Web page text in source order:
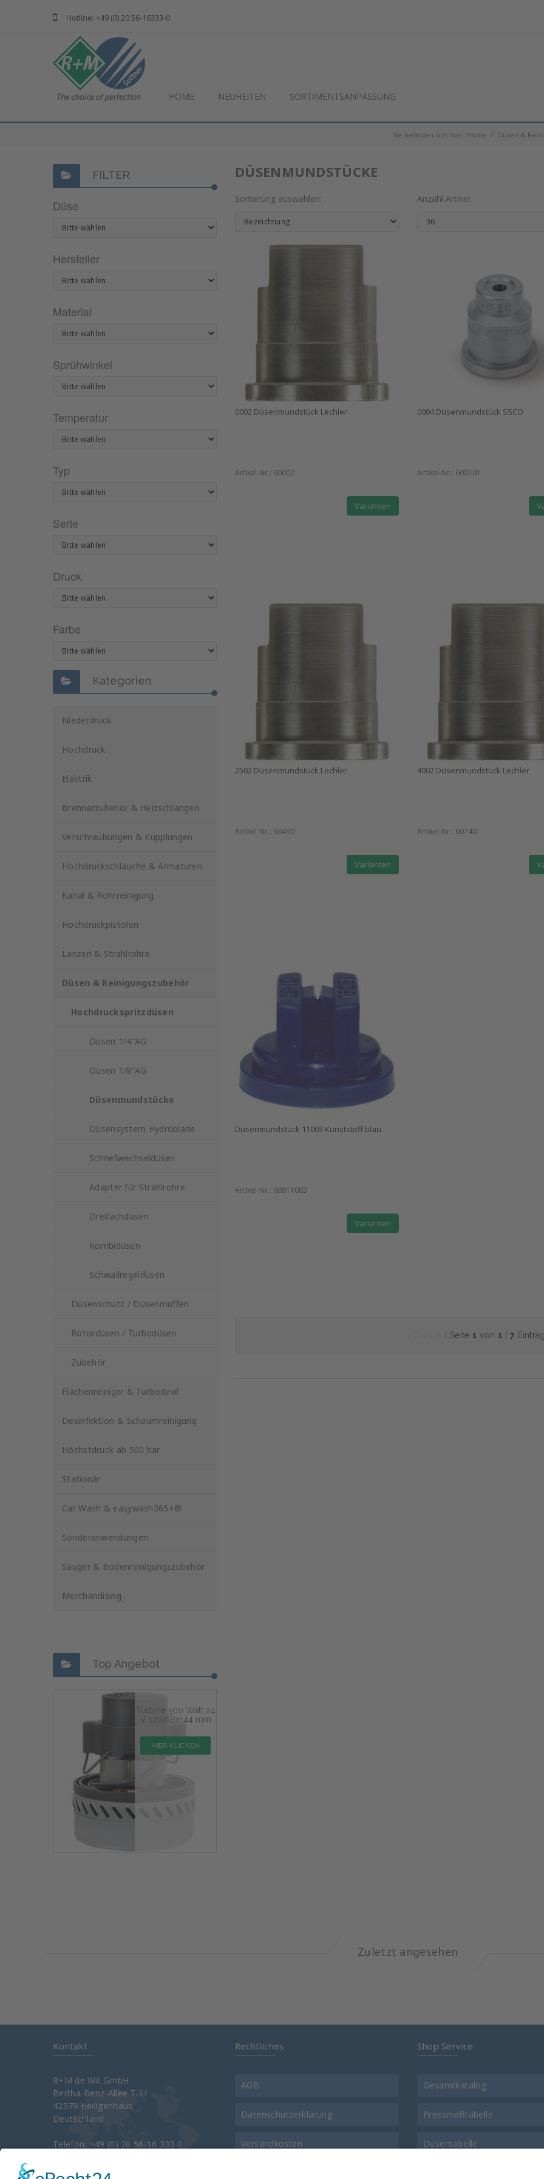
Hotline: +49 (0) 20 56-16333-0
HOME NEUHEITEN SORTIMENTSANPASSUNG
Sie befinden sich hier: Home ⁄ Düsen &
FILTER
Düse
Hersteller
Material
Sprühwinkel
Temperatur
Typ
Serie
Druck
Farbe
Kategorien
Niederdruck
Hochdruck
Elektrik
Brennerzubehör & Heizschlangen
Verschraubungen & Kupplungen
Hochdruckschläuche & Armaturen
Kanal & Rohrreinigung
Hochdruckpistolen
Lanzen & Strahlrohre
Düsen & Reinigungszubehör
Hochdruckspritzdüsen
Düsen 1/4"AG
Düsen 1/8"AG
Düsenmundstücke
Düsensystem Hydroblade
Schnellwechseldüsen
Adapter für Strahlrohre
Dreifachdüsen
Kombidüsen
Schwallregeldüsen
Düsenschutz / Düsenmuffen
Rotordüsen / Turbodüsen
Zubehör
Flächenreiniger & Turbodevil
Desinfektion & Schaumreinigung
Höchstdruck ab 500 bar
Stationär
Car Wash & easywash365+®
Sonderanwendungen
Sauger & Bodenreinigungszubehör
Merchandising
Top Angebot
Turbine 500 Watt 24
V 171x68x144 mm
HIER KLICKEN
DÜSENMUNDSTÜCKE
Sortierung auswählen: Anzahl Artikel:
0002 Düsenmundstück Lechler
Artikel-Nr.: 60002
Varianten
0004 Düsenmundstück SSCO
Artikel-Nr.: 600101
2502 Düsenmundstück Lechler
Artikel-Nr.: 60490
Varianten
4002 Düsenmundstück Lechler
Artikel-Nr.: 60740
Düsenmundstück 11003 Kunststoff blau
Artikel-Nr.: 60911003
Varianten
| Seite 1 von 1 7
Zuletzt angesehen
Kontakt
R+M de Wit GmbH
Bertha-Benz-Allee 7-11
42579 Heiligenhaus
Deutschland
Telefon: +49 (0) 20 56-16 333-0
e-Mail:
info@rm-suttner.com
Rechtliches
AGB
Datenschutzerklärung
Versandkosten
Shop Service
Gesamtkatalog
Pressmaßtabelle
Düsentabelle